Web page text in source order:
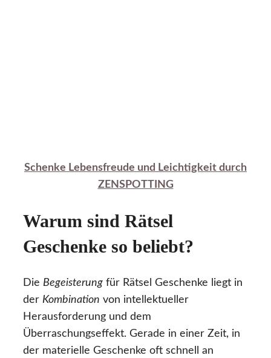
Schenke Lebensfreude und Leichtigkeit durch
ZENSPOTTING
Warum sind Rätsel
Geschenke so beliebt?
Die Begeisterung für Rätsel Geschenke liegt in
der Kombination von intellektueller
Herausforderung und dem
Überraschungseffekt. Gerade in einer Zeit, in
der materielle Geschenke oft schnell an